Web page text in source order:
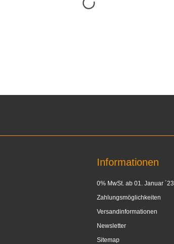
Informationen
0% MwSt. ab 01. Januar ´23
Zahlungsmöglichkeiten
Versandinformationen
Newsletter
Sitemap